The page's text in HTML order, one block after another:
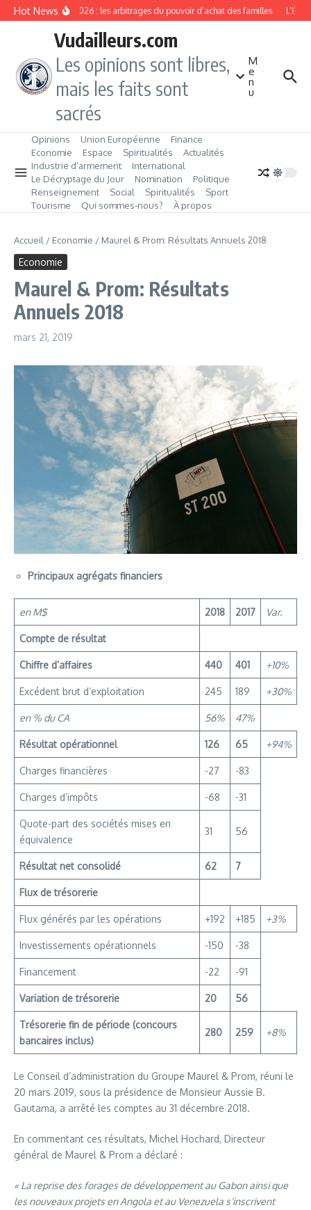
Aller au contenu
Hot NewsRentrée 2026 : les arbitrages du pouvoir d’achat des familles
Vudailleurs.com
Les opinions sont libres,
mais les faits sont
sacrés
M
e
n
u
Opinions Union Européenne
Finance
Economie
Espace Spiritualités
Actualités
Industrie d’armement
International
Le Décryptage du Jour
Nomination
Politique
Renseignement
Social Spiritualités
Sport
Tourisme
Qui sommes‑nous? À propos
Accueil / Economie / Maurel & Prom: Résultats Annuels 2018
Economie
Maurel & Prom: Résultats
Annuels 2018
mars 21, 2019
Principaux agrégats financiers
en M$ 2018 2017 Var.
Compte de résultat
Chiffre d’affaires 440 401 +10%
Excédent brut d’exploitation 245 189 +30%
en % du CA 56% 47%
Résultat opérationnel 126 65 +94%
Charges financières -27 -83
Charges d’impôts -68 -31
Quote-part des sociétés mises en
équivalence
31 56
Résultat net consolidé 62 7
Flux de trésorerie
Flux générés par les opérations +192 +185 +3%
Investissements opérationnels -150 -38
Financement -22 -91
Variation de trésorerie 20 56
Trésorerie fin de période (concours
bancaires inclus)
280 259 +8%
Le Conseil d’administration du Groupe Maurel & Prom, réuni le
20 mars 2019, sous la présidence de Monsieur Aussie B.
Gautama, a arrêté les comptes au 31 décembre 2018.
En commentant ces résultats, Michel Hochard, Directeur
général de Maurel & Prom a déclaré :
« La reprise des forages de développement au Gabon ainsi que
les nouveaux projets en Angola et au Venezuela s’inscrivent